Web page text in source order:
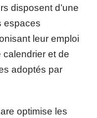
disposent d’une
espaces
leur emploi
et de
adoptés par
optimise les